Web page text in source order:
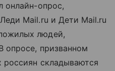
онлайн-опрос,
Mail.ru и Дети Mail.ru
людей,
опросе, призванном
россиян складываются